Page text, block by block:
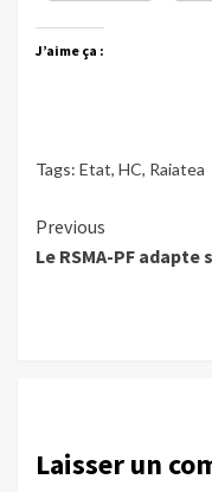
J’aime ça :
Tags: Etat, HC, Raiatea
Continue
Reading
Previous
Le RSMA-PF
Laisser un